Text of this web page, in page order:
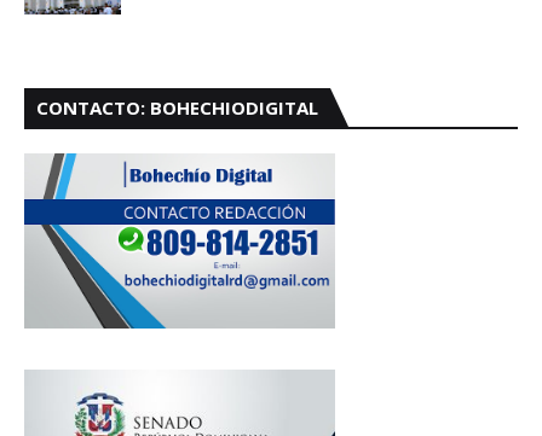
CONTACTO: BOHECHIODIGITAL